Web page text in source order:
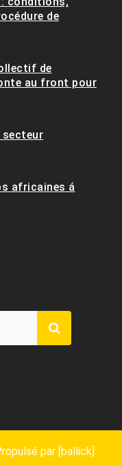
de
de
au front pour
secteur
africaines á
par [ballick]